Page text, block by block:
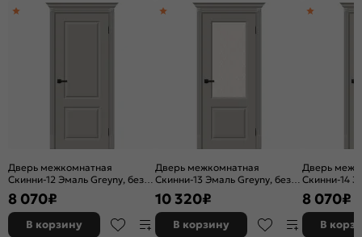
Дверь межкомнатная
Скинни-12 Эмаль Greyny, без
декора, глухая, без стекла,
скиновая
8 070₽
В корзину
Дверь межкомнатная
Скинни-13 Эмаль Greyny, без
декора, остекленная, white
сrystal, скиновая
10 320₽
В корзину
Дверь
Скинни-14
декора,
скиновая
8 070₽
В